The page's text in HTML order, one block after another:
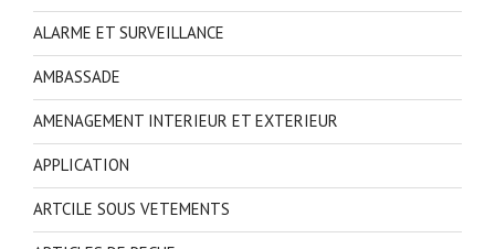
ALARME ET SURVEILLANCE
AMBASSADE
AMENAGEMENT INTERIEUR ET EXTERIEUR
APPLICATION
ARTCILE SOUS VETEMENTS